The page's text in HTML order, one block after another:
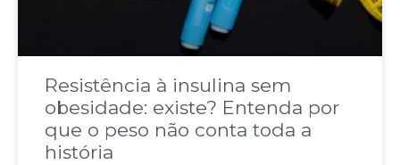
Resistência à insulina sem
obesidade: existe? Entenda por
que o peso não conta toda a
história